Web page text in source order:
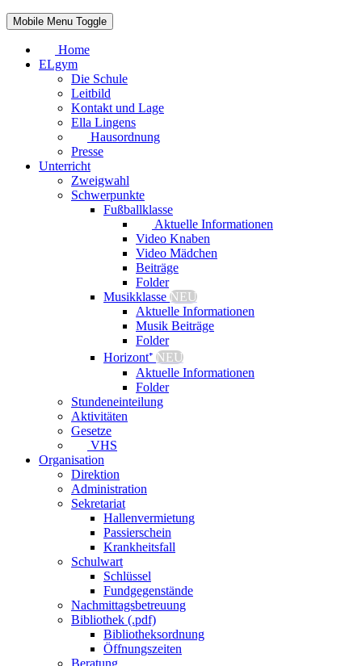
Mobile Menu Toggle
Home
ELgym
Die Schule
Leitbild
Kontakt und Lage
Ella Lingens
Hausordnung
Presse
Unterricht
Zweigwahl
Schwerpunkte
Fußballklasse
Aktuelle Informationen
Video Knaben
Video Mädchen
Beiträge
Folder
Musikklasse NEU
Aktuelle Informationen
Musik Beiträge
Folder
Horizont⁺ NEU
Aktuelle Informationen
Folder
Stundeneinteilung
Aktivitäten
Gesetze
VHS
Organisation
Direktion
Administration
Sekretariat
Hallenvermietung
Passierschein
Krankheitsfall
Schulwart
Schlüssel
Fundgegenstände
Nachmittagsbetreuung
Bibliothek (.pdf)
Bibliotheksordnung
Öffnungszeiten
Beratung